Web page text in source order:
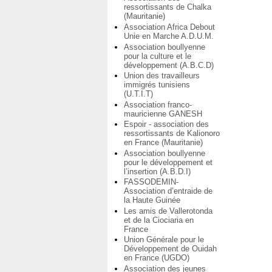
ressortissants de Chalka
(Mauritanie)
Association Africa Debout
Unie en Marche A.D.U.M.
Association boullyenne
pour la culture et le
développement (A.B.C.D)
Union des travailleurs
immigrés tunisiens
(U.T.I.T)
Association franco-
mauricienne GANESH
Espoir - association des
ressortissants de Kalionoro
en France (Mauritanie)
Association boullyenne
pour le développement et
l’insertion (A.B.D.I)
FASSODEMIN-
Association d’entraide de
la Haute Guinée
Les amis de Vallerotonda
et de la Ciociaria en
France
Union Générale pour le
Développement de Ouidah
en France (UGDO)
Association des jeunes